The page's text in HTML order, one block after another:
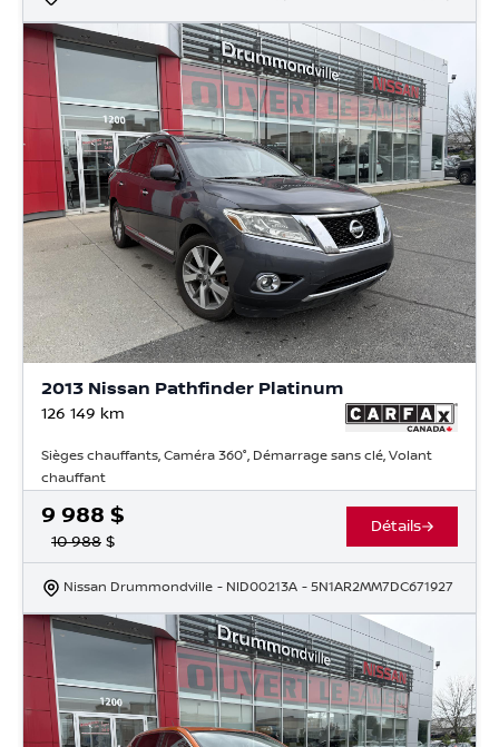
2013 Nissan Pathfinder Platinum
126 149 km
Sièges chauffants, Caméra 360°, Démarrage sans clé, Volant
chauffant
9 988 $
10 988 $
Détails
Nissan Drummondville - NID00213A - 5N1AR2MM7DC671927